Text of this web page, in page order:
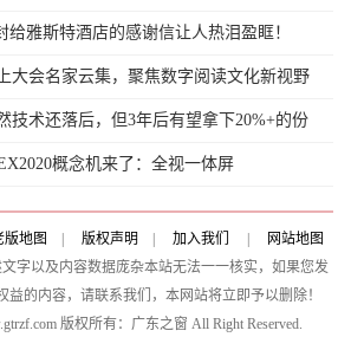
给雅斯特酒店的感谢信让人热泪盈眶！
大会名家云集，聚焦数字阅读文化新视野
技术还落后，但3年后有望拿下20%+的份
概念机来了：全视一体屏
版地图 版权声明 加入我们
网站地图
字以及内容数据庞杂本站无法一一核实，如果您发
的内容，请联系我们，本网站将立即予以删除！
版权所有：广东之窗 All Right Reserved.